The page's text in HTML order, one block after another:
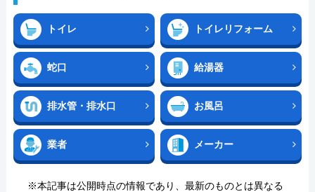
トイレ トイレリフォーム
蛇口 給湯器
排水管・排水口 お風呂
業者 メーカー
※本記事は公開時点の情報であり、最新のものとは異なる